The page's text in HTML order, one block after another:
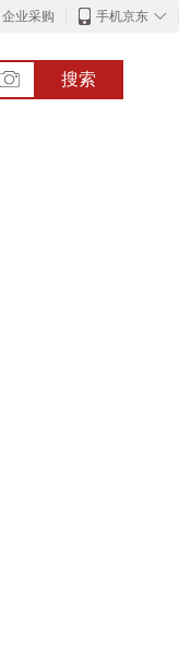
企业采购 ◇
手机京东
搜索